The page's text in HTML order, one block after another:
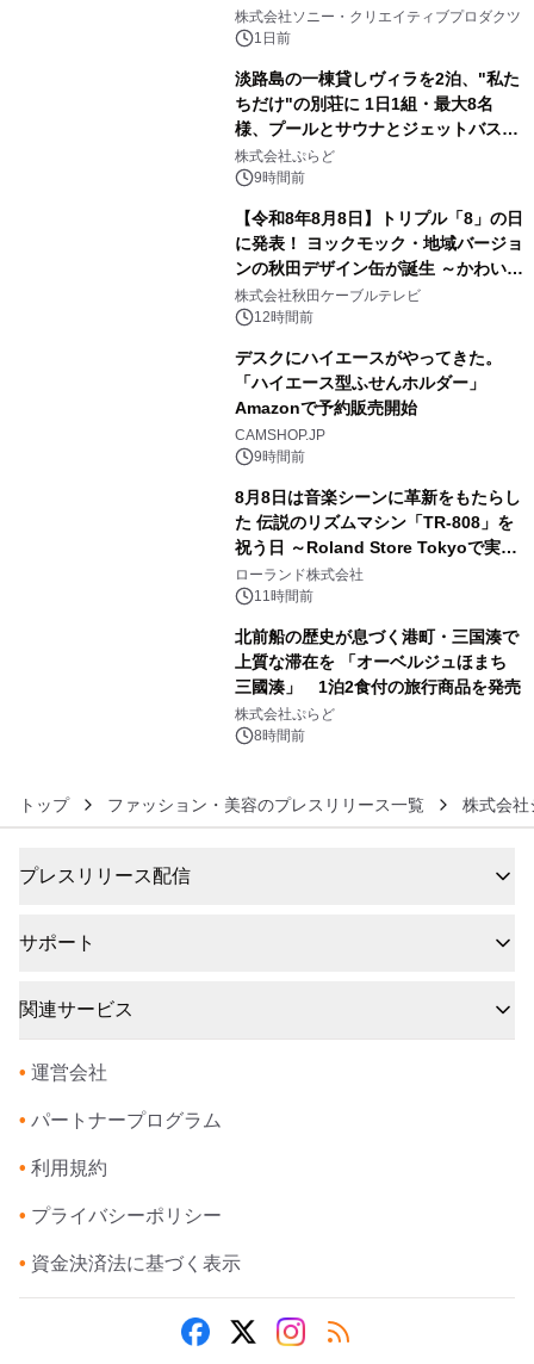
ラボレーション サウナイキタイコラ
ボグッズも発売決定！
株式会社ソニー・クリエイティブプロダクツ
1日前
淡路島の一棟貸しヴィラを2泊、"私た
ちだけ"の別荘に 1日1組・最大8名
様、プールとサウナとジェットバス付
きで Villa Mon Temps AWAJIの連泊
素泊りプラン
株式会社ぷらど
9時間前
【令和8年8月8日】トリプル「8」の日
に発表！ ヨックモック・地域バージョ
ンの秋田デザイン缶が誕生 ～かわいい
秋田犬の子犬と秋田の四季と名所を巡
るパッケージ～ 9月1日(火)秋田県内で
株式会社秋田ケーブルテレビ
12時間前
デスクにハイエースがやってきた。
「ハイエース型ふせんホルダー」
Amazonで予約販売開始
CAMSHOP.JP
9時間前
8月8日は音楽シーンに革新をもたらし
た 伝説のリズムマシン「TR-808」を
祝う日 ～Roland Store Tokyoで実機
を展示しての 記念キャンペーンを開
催 英国ラジオ「NTS」の 特別プログ
アーティストを フィーチャーしたアニ
メーションを公開～
ローランド株式会社
11時間前
北前船の歴史が息づく港町・三国湊で
上質な滞在を 「オーベルジュほまち
三國湊」 1泊2食付の旅行商品を発売
株式会社ぷらど
8時間前
トップ ファッション・美容のプレスリリース一覧 株式会社
プレスリリース配信
サポート
関連サービス
• 運営会社
• パートナープログラム
• 利用規約
• プライバシーポリシー
• 資金決済法に基づく表示